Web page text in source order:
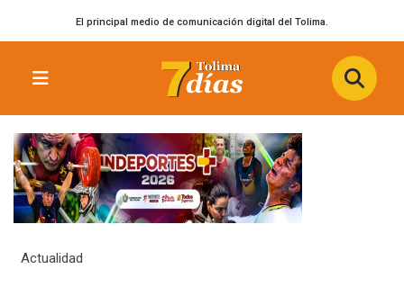
El principal medio de comunicación digital del Tolima.
Actualidad